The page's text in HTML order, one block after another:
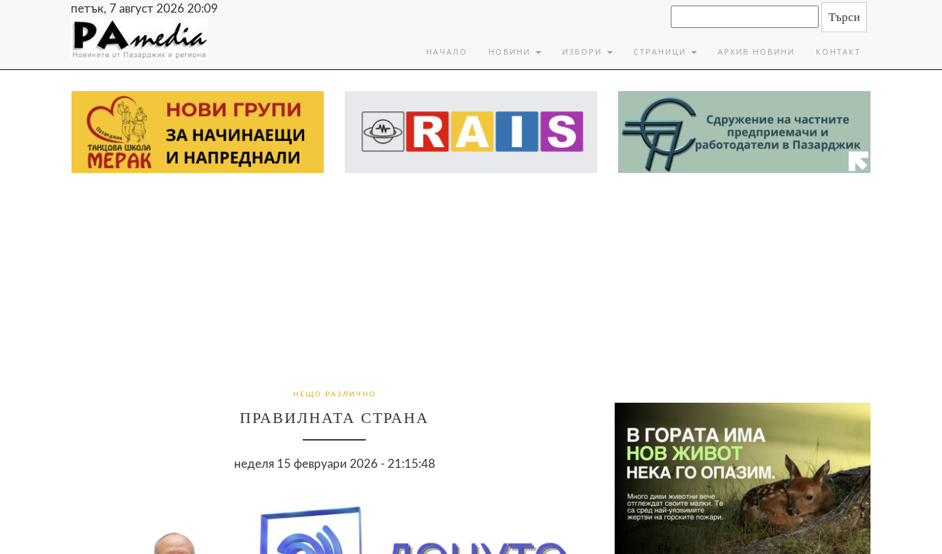
петък, 7 август 2026 20:09
НАЧАЛО НОВИНИ ИЗБОРИ СТРАНИЦИ АРХИВ НОВИНИ КОНТАКТ
НЕЩО РАЗЛИЧНО
ПРАВИЛНАТА СТРАНА
неделя 15 февруари 2026 - 21:15:48